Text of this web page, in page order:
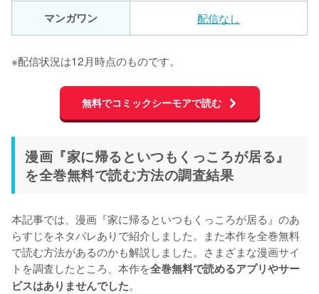
マンガワン 配信なし
※配信状況は12月時点のものです。
無料でコミックシーモアで読む
漫画『家に帰るといつもくっころが居る』
を全巻無料で読む方法の調査結果
本記事では、漫画『家に帰るといつもくっころが居る』のあ
らすじをネタバレありで紹介しました。また本作を全巻無料
で読む方法があるのかも解説しました。さまざまな漫画サイ
トを調査したところ、本作を全巻無料で読めるアプリやサー
ビスはありませんでした。